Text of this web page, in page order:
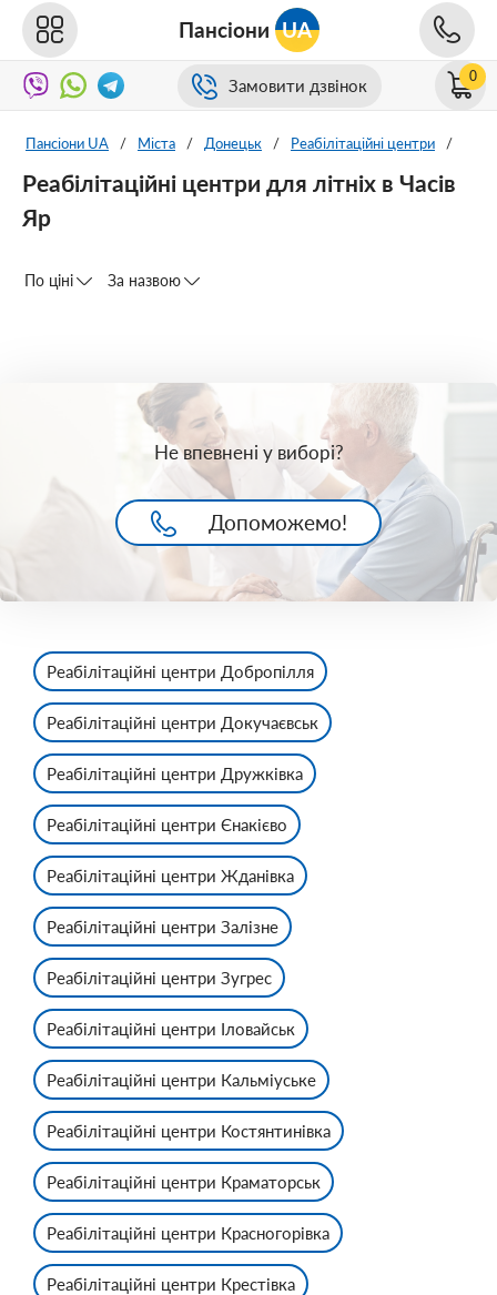
Пансіони UA
Замовити дзвінок 0
Пансіони UA / Міста / Донецьк / Реабілітаційні центри /
Реабілітаційні центри для літніх в Часів
Яр
По ціні За назвою
Не впевнені у виборі?
Допоможемо!
Реабілітаційні центри Добропілля
Реабілітаційні центри Докучаєвськ
Реабілітаційні центри Дружківка
Реабілітаційні центри Єнакієво
Реабілітаційні центри Жданівка
Реабілітаційні центри Залізне
Реабілітаційні центри Зугрес
Реабілітаційні центри Іловайськ
Реабілітаційні центри Кальміуське
Реабілітаційні центри Костянтинівка
Реабілітаційні центри Краматорськ
Реабілітаційні центри Красногорівка
Реабілітаційні центри Крестівка